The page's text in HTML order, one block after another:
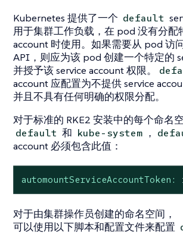
Kubernetes 提供了一个 default
用于集群工作负载，在 pod 没有分配
account 时使用。如果需要从 pod 访
API，则应为该 pod 创建一个特定的
并授予该 service account 权限。
account 应配置为不提供 service
并且不具有任何明确的权限分配。
对于标准的 RKE2 安装中的每个命名
default 和 kube-system ，
account 必须包含此值：
automountServiceAccountToken:
对于由集群操作员创建的命名空间，
可以使用以下脚本和配置文件来配置